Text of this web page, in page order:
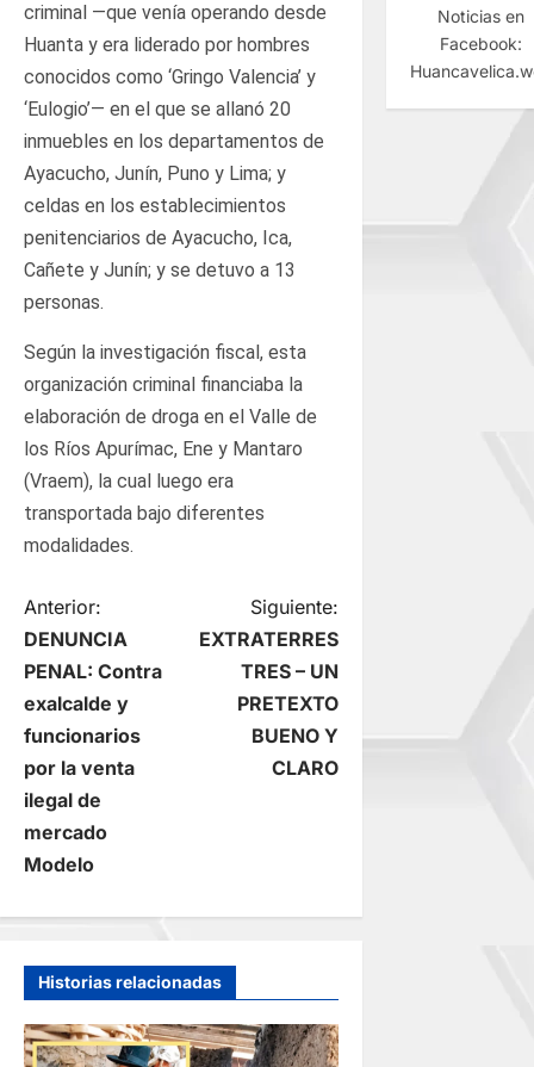
criminal —que venía operando desde
Huanta y era liderado por hombres
conocidos como ‘Gringo Valencia’ y
‘Eulogio’— en el que se allanó 20
inmuebles en los departamentos de
Ayacucho, Junín, Puno y Lima; y
celdas en los establecimientos
penitenciarios de Ayacucho, Ica,
Cañete y Junín; y se detuvo a 13
personas.
Según la investigación fiscal, esta
organización criminal financiaba la
elaboración de droga en el Valle de
los Ríos Apurímac, Ene y Mantaro
(Vraem), la cual luego era
transportada bajo diferentes
modalidades.
N
a
v
e
g
a
i
ó
Anterior:
DENUNCIA
PENAL: Contra
exalcalde y
funcionarios
por la venta
ilegal de
mercado
Modelo
Siguiente:
EXTRATERRES
TRES – UN
PRETEXTO
BUENO Y
CLARO
Historias relacionadas
Noticias en
Facebook: